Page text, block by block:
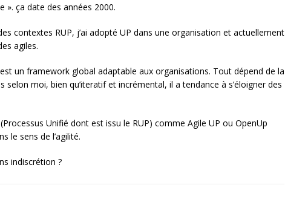
». ça date des années 2000.
contextes RUP, j’ai adopté UP dans une organisation et actuellement
agiles.
un framework global adaptable aux organisations. Tout dépend de la
selon moi, bien qu’iteratif et incrémental, il a tendance à s’éloigner des
Unifié dont est issu le RUP) comme Agile UP ou OpenUp
le sens de l’agilité.
indiscrétion ?